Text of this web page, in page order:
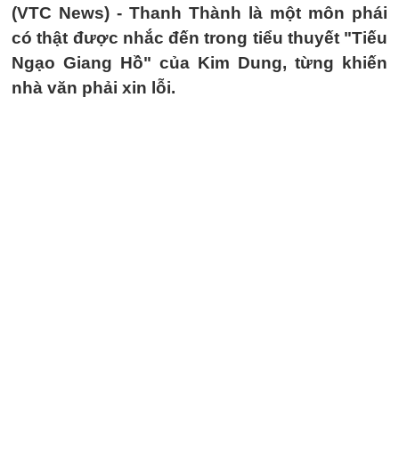
(VTC News) - Thanh Thành là một môn phái
có thật được nhắc đến trong tiểu thuyết "Tiếu
Ngạo Giang Hồ" của Kim Dung, từng khiến
nhà văn phải xin lỗi.